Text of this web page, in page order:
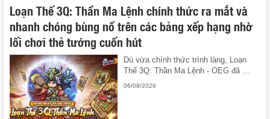
Loạn Thế 3Q: Thần Ma Lệnh chính thức ra mắt và
nhanh chóng bùng nổ trên các bảng xếp hạng nhờ
lối chơi thẻ tướng cuốn hút
Dù vừa chính thức trình làng, Loạn
Thế 3Q: Thần Ma Lệnh - OEG đã ...
06/08/2026